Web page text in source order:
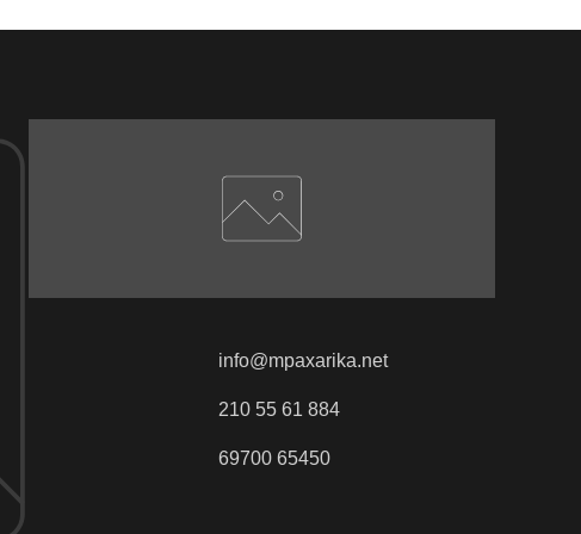
info@mpaxarika.net
210 55 61 884
69700 65450